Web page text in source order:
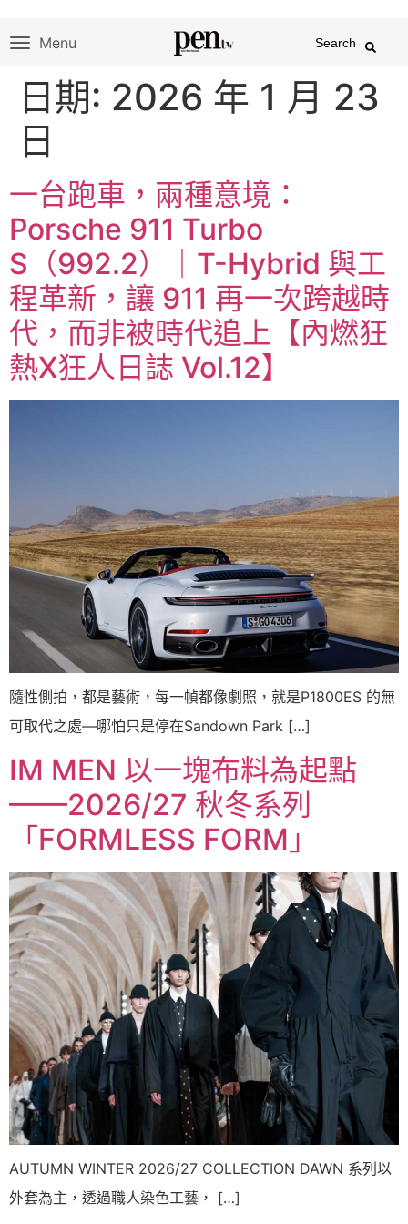
Menu Search
日期: 2026 年 1 月 23
日
一台跑車，兩種意境：
Porsche 911 Turbo
S（992.2）｜T-Hybrid 與工
程革新，讓 911 再一次跨越時
代，而非被時代追上【內燃狂
熱X狂人日誌 Vol.12】
隨性側拍，都是藝術，每一幀都像劇照，就是P1800ES 的無
可取代之處—哪怕只是停在Sandown Park […]
IM MEN 以一塊布料為起點
——2026/27 秋冬系列
「FORMLESS FORM」
AUTUMN WINTER 2026/27 COLLECTION DAWN 系列以
外套為主，透過職人染色工藝， […]